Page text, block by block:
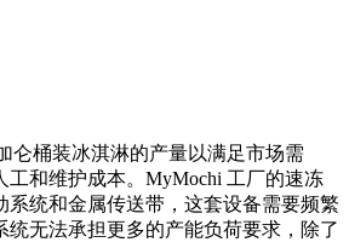
仑桶装冰淇淋的产量以满足市场需
工和维护成本。MyMochi 工厂的速冻
系统和金属传送带，这套设备需要频繁
统无法承担更多的产能负荷要求，除了